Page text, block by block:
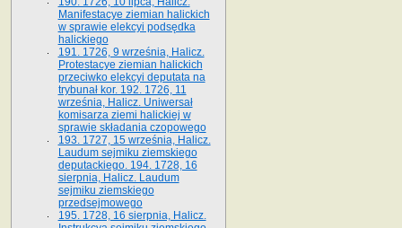
Manifestacye ziemian halickich
w sprawie elekcyi podsędka
halickiego
191. 1726, 9 września, Halicz.
Protestacye ziemian halickich
przeciwko elekcyi deputata na
trybunał kor. 192. 1726, 11
września, Halicz. Uniwersał
komisarza ziemi halickiej w
sprawie składania czopowego
193. 1727, 15 września, Halicz.
Laudum sejmiku ziemskiego
deputackiego. 194. 1728, 16
sierpnia, Halicz. Laudum
sejmiku ziemskiego
przedsejmowego
195. 1728, 16 sierpnia, Halicz.